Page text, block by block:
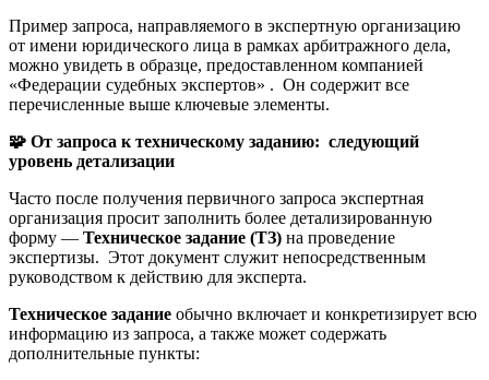
Пример запроса, направляемого в экспертную организацию
от имени юридического лица в рамках арбитражного дела,
можно увидеть в образце, предоставленном компанией
«Федерации судебных экспертов» . Он содержит все
перечисленные выше ключевые элементы.
🧩 От запроса к техническому заданию: следующий
уровень детализации
Часто после получения первичного запроса экспертная
организация просит заполнить более детализированную
форму — Техническое задание (ТЗ) на проведение
экспертизы. Этот документ служит непосредственным
руководством к действию для эксперта.
Техническое задание обычно включает и конкретизирует всю
информацию из запроса, а также может содержать
дополнительные пункты: